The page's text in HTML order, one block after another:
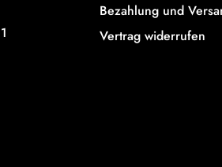
Bezahlung und
Vertrag widerrufen